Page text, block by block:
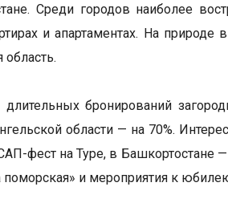
Среди городов наиболее
и апартаментах. На
область.
бронирований
области — на 70%.
фест на Туре, в Башкортостане
поморская» и мероприятия к